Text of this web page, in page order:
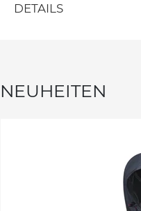
DETAILS
NEUHEITEN